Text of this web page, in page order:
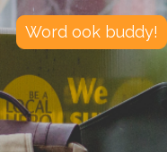
Word ook buddy!